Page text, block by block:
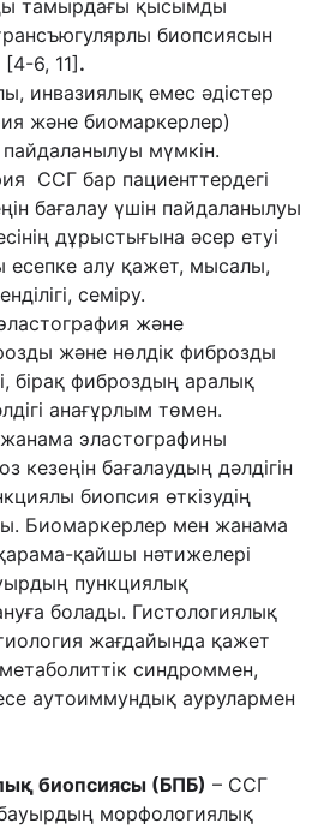
тамырдағы қысымды
биопсиясын
6, 11] .
инвазиялық емес әдістер
және биомаркерлер)
мүмкін.
ССГ бар пациенттердегі
бағалау үшін пайдаланылуы
дұрыстығына әсер етуі
есепке алу қажет, мысалы,
семіру.
және
және нөлдік фиброзды
бірақ фиброздың аралық
анағұрлым төмен.
эластографины
кезеңін бағалаудың дәлдігін
биопсия өткізудің
Биомаркерлер мен жанама
қайшы нәтижелері
пункциялық
болады. Гистологиялық
жағдайында қажет
синдроммен,
аутоиммундық аурулармен
биопсиясы (БПБ) – ССГ
бауырдың морфологиялық